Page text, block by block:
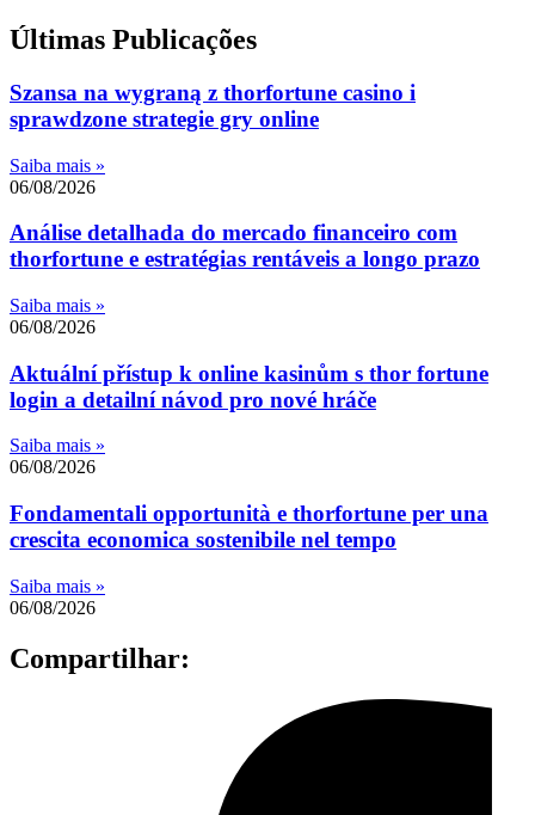
Últimas Publicações
Szansa na wygraną z thorfortune casino i
sprawdzone strategie gry online
Saiba mais »
06/08/2026
Análise detalhada do mercado financeiro com
thorfortune e estratégias rentáveis a longo prazo
Saiba mais »
06/08/2026
Aktuální přístup k online kasinům s thor fortune
login a detailní návod pro nové hráče
Saiba mais »
06/08/2026
Fondamentali opportunità e thorfortune per una
crescita economica sostenibile nel tempo
Saiba mais »
06/08/2026
Compartilhar: